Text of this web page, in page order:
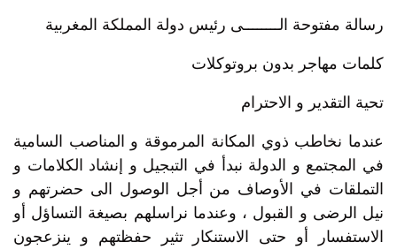
رسالة مفتوحة الــــــــى رئيس دولة المملكة المغربية
كلمات مهاجر بدون بروتوكلات
تحية التقدير و الاحترام
عندما نخاطب ذوي المكانة المرموقة و المناصب السامية
في المجتمع و الدولة نبدأ في التبجيل و إنشاد الكلامات و
التملقات في الأوصاف من أجل الوصول الى حضرتهم و
نيل الرضى و القبول ، وعندما نراسلهم بصيغة التساؤل أو
الاستفسار أو حتى الاستنكار تثير حفظتهم و ينزعجون